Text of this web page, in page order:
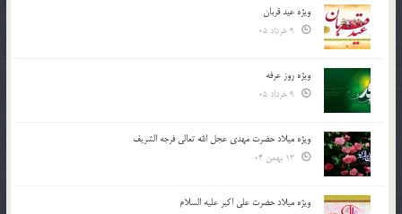
ویژه عید قربان
ویژه روز عرفه
ویژه میلاد حضرت مهدی عجل الله تعالی فرجه الشريف
ویژه میلاد حضرت علی اکبر علیه السلام